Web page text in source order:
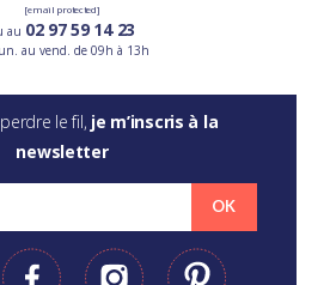
[email protected]
au 02 97 59 14 23
au vend. de 09h à 13h
le fil, je m’inscris à la
newsletter
OK